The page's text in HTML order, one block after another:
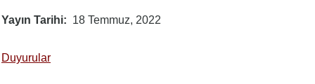
Yayın Tarihi 18 Temmuz, 2022
Duyurular